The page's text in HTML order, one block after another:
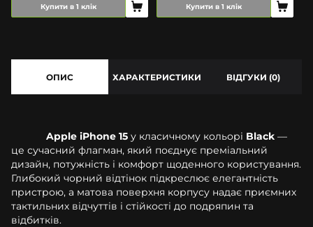
Купити в 1 клік Купити в 1 клік
ОПИС ХАРАКТЕРИСТИКИ ВІДГУКИ (0)
Apple iPhone 15 у класичному кольорі Black —
це сучасний флагман, який поєднує преміальний
дизайн, потужність і комфорт щоденного користування.
Глибокий чорний відтінок підкреслює елегантність
пристрою, а матова поверхня корпусу надає приємних
тактильних відчуттів і стійкості до подряпин та
відбитків.